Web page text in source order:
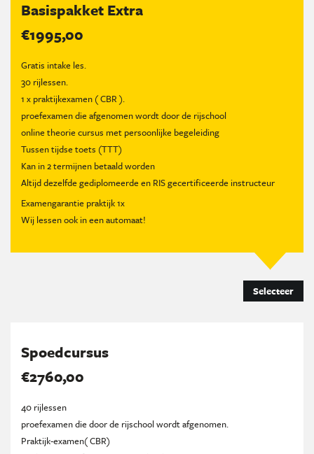
Basispakket Extra
€1995,00
Gratis intake les.
30 rijlessen.
1 x praktijkexamen ( CBR ).
proefexamen die afgenomen wordt door de rijschool
online theorie cursus met persoonlijke begeleiding
Tussen tijdse toets (TTT)
Kan in 2 termijnen betaald worden
Altijd dezelfde gediplomeerde en RIS gecertificeerde instructeur
Examengarantie praktijk 1x
Wij lessen ook in een automaat!
Selecteer
Spoedcursus
€2760,00
40 rijlessen
proefexamen die door de rijschool wordt afgenomen.
Praktijk-examen( CBR)